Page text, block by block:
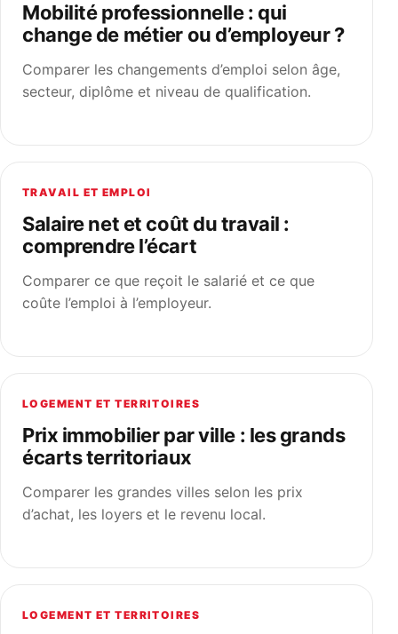
Mobilité professionnelle : qui
change de métier ou d’employeur ?
Comparer les changements d’emploi selon âge,
secteur, diplôme et niveau de qualification.
TRAVAIL ET EMPLOI
Salaire net et coût du travail :
comprendre l’écart
Comparer ce que reçoit le salarié et ce que
coûte l’emploi à l’employeur.
LOGEMENT ET TERRITOIRES
Prix immobilier par ville : les grands
écarts territoriaux
Comparer les grandes villes selon les prix
d’achat, les loyers et le revenu local.
LOGEMENT ET TERRITOIRES